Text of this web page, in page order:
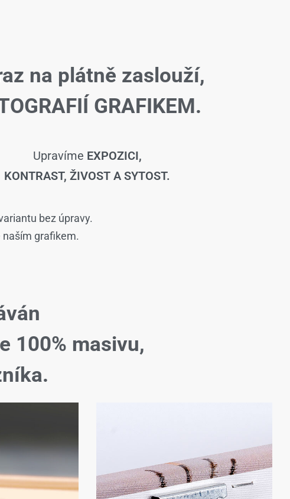
na plátně zaslouží,
GRAFIKEM.
Upravíme EXPOZICI,
KONTRAST, ŽIVOST A SYTOST.
bez úpravy.
grafikem.
100% masivu,